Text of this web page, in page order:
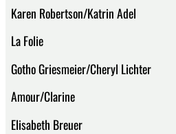
Karen Robertson/Katrin Adel
La Folie
Gotho Griesmeier/Cheryl Lichter
Amour/Clarine
Elisabeth Breuer